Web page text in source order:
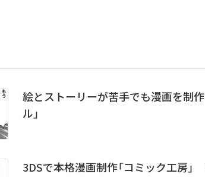
絵とストーリーが苦手でも漫画を制作
ル」
3DSで本格漫画制作「コミック工房